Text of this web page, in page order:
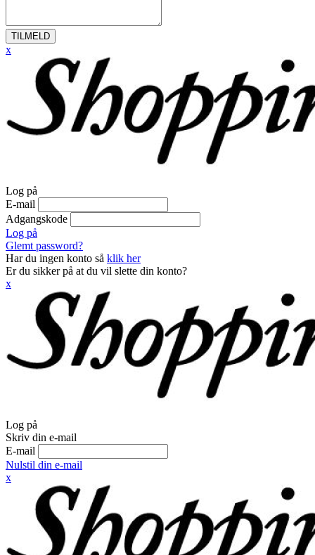
TILMELD
x
Log på
E-mail
Adgangskode
Log på
Glemt password?
Har du ingen konto så klik her
Er du sikker på at du vil slette din konto?
x
Log på
Skriv din e-mail
E-mail
Nulstil din e-mail
x